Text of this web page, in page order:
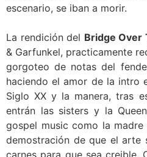
escenario, se iban a morir.
La rendición del Bridge Over
& Garfunkel, practicamente
gorgoteo de notas del
haciendo el amor de la intro
Siglo XX y la manera, tras
entrán las sisters y la
gospel music como la
demostración de que el arte
carnes para que sea creible.